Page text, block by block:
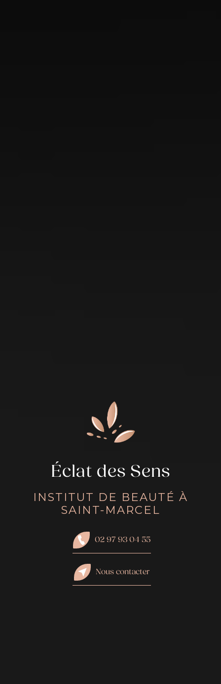
Éclat des Sens
INSTITUT DE BEAUTÉ À
SAINT-MARCEL
02 97 93 04 55
Nous contacter